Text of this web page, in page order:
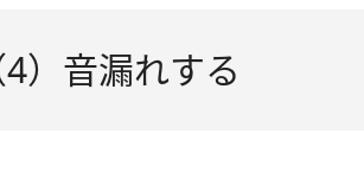
4）音漏れする